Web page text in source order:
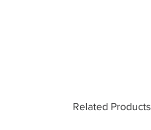
Related Products